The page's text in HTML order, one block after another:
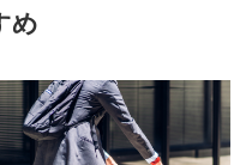
め